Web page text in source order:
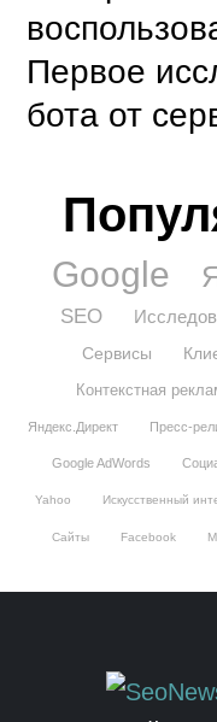
Первое
бота от
Google
SEO
Сервисы
Контекстная
Яндекс.Директ Пресс-
Google AdWords
Yahoo Искусственный
Сайты Facebook